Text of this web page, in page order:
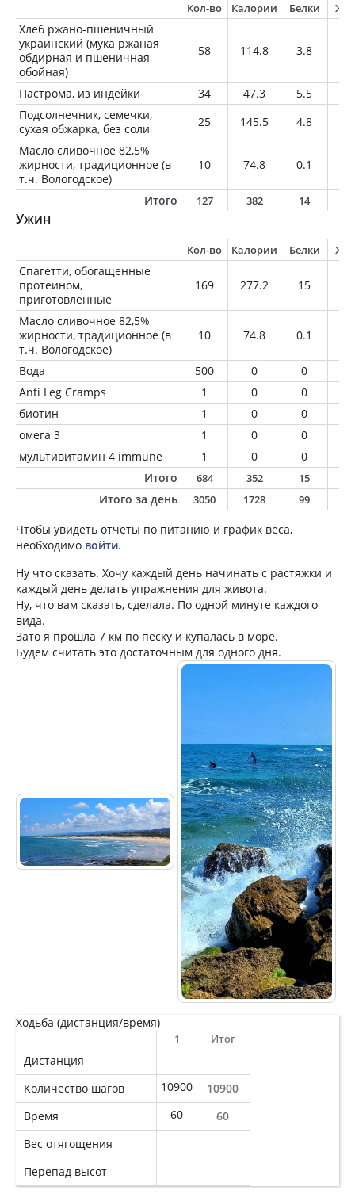
Кол-во Калории Белки
Хлеб ржано-пшеничный
украинский (мука ржаная
обдирная и пшеничная
обойная)
58 114.8 3.8
Пастрома, из индейки 34 47.3 5.5
Подсолнечник, семечки,
сухая обжарка, без соли
25 145.5 4.8
Масло сливочное 82,5%
жирности, традиционное (в
т.ч. Вологодское)
10 74.8 0.1
Итого 127 382 14
Ужин
Кол-во Калории Белки
Спагетти, обогащенные
протеином,
приготовленные
169 277.2 15
Масло сливочное 82,5%
жирности, традиционное (в
т.ч. Вологодское)
10 74.8 0.1
Вода 500 0 0
Anti Leg Cramps
1 0 0
биотин
1 0 0
омега 3
1 0 0
мультивитамин 4 immune
1 0 0
Итого
684 352 15
Итого за день 3050 1728 99
Чтобы увидеть отчеты по питанию и график веса,
необходимо войти.
Ну что сказать. Хочу каждый день начинать с растяжки и
каждый день делать упражнения для живота.
Ну, что вам сказать, сделала. По одной минуте каждого
вида.
Зато я прошла 7 км по песку и купалась в море.
Будем считать это достаточным для одного дня.
Ходьба (дистанция/время)
1 Итог
Дистанция
Количество шагов
10900
10900
Время
60
60
Вес отягощения
Перепад высот